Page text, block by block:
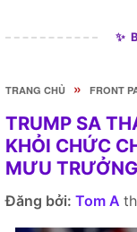
✨
TRANG CHỦ » FRONT
TRUMP SA
KHỎI CHỨC
MƯU
Đăng bởi: Tom A